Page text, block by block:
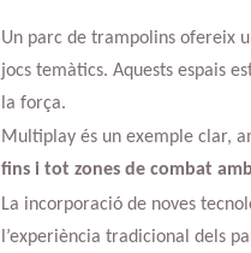
Un parc de trampolins ofereix
jocs temàtics. Aquests espais
la força.
Multiplay és un exemple clar,
fins i tot zones de combat
La incorporació de noves
l’experiència tradicional dels